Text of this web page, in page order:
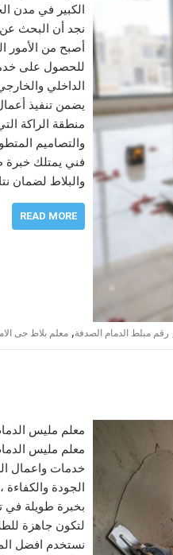
الكبير في مدن
نجد أن البحث عن
أصبح من الأمور
للحصول على
الداخلي
يضمن تنفيذ
منطقة الراكة
والتصاميم
فني يمتلك خبرة
والبلاط لضمان
READ MORE
رقم مبلط الدمام الصدفة, معلم بلاط حى
معلم مليس
معلم مليس
خدمات واعمال
الجودة والكفاءة
بخبرة طويلة في
لتكون جاهزة
نستخدم افضل